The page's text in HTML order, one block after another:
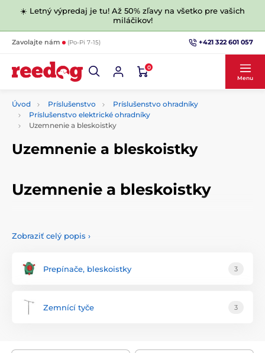
☀️ Letný výpredaj je tu! Až 50% zľavy na všetko pre vašich
miláčikov!
Zavolajte nám (Po-Pi 7-15) +421 322 601 057
0
Menu
Úvod Príslušenstvo
Príslušenstvo ohradníky
Príslušenstvo elektrické ohradníky
Uzemnenie a bleskoistky
Uzemnenie a bleskoistky
Uzemnenie a bleskoistky
Kovová, nebo plastová bleskojistka, ochrání váš generátor
Zobraziť celý popis ›
Prepínače, bleskoistky 3
Zemnící tyče 3